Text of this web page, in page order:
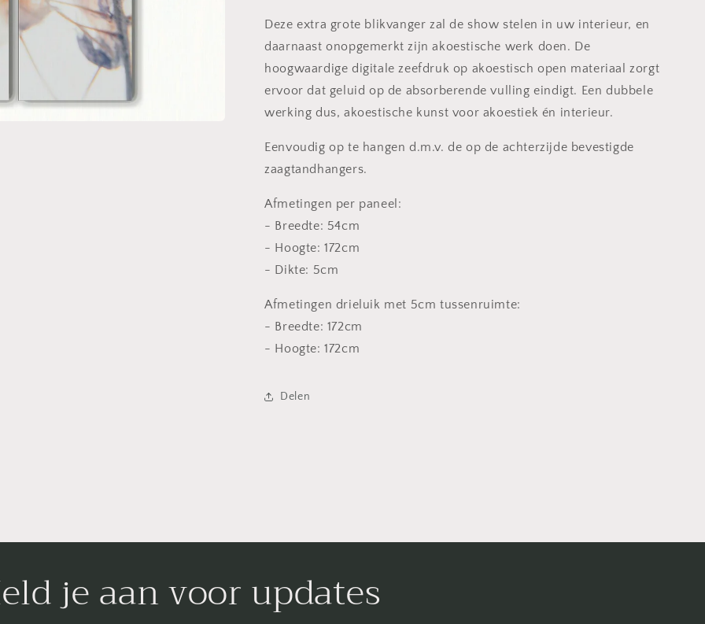
Drieluik
Drieluik
Deze extra grote blikvanger zal de show stelen in uw interieur, en
daarnaast onopgemerkt zijn akoestische werk doen. De
hoogwaardige digitale zeefdruk op akoestisch open materiaal zorgt
ervoor dat geluid op de absorberende vulling eindigt. Een dubbele
werking dus, akoestische kunst voor akoestiek én interieur.
Eenvoudig op te hangen d.m.v. de op de achterzijde bevestigde
zaagtandhangers.
Afmetingen per paneel:
- Breedte: 54cm
- Hoogte: 172cm
- Dikte: 5cm
Afmetingen drieluik met 5cm tussenruimte:
- Breedte: 172cm
- Hoogte: 172cm
Delen
je aan voor updates